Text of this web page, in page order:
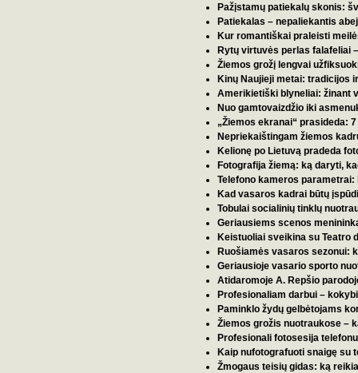
Pažįstamų patiekalų skonis:
Patiekalas – nepaliekantis
Kur romantiškai praleisti
Rytų virtuvės perlas falafeliai
Žiemos grožį lengvai
Kinų Naujieji metai: tradicijos
Amerikietiški blyneliai: žinant
Nuo gamtovaizdžio iki
„Žiemos ekranai“ prasideda:
Nepriekaištingam žiemos
Kelionę po Lietuvą pradeda
Fotografija žiemą: ką daryti,
Telefono kameros
Kad vasaros kadrai būtų
Tobulai socialinių tinklų
Geriausiems scenos
Keistuoliai sveikina su Teatro
Ruošiamės vasaros sezonui:
Geriausioje vasario sporto
Atidaromoje A. Repšio
Profesionaliam darbui –
Paminklo žydų gelbėtojams
Žiemos grožis nuotraukose –
Profesionali fotosesija
Kaip nufotografuoti snaigę su
Žmogaus teisių gidas: ką